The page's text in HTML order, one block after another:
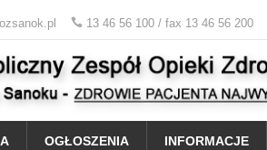
13 46 56 100 / fax 13 46 56 200
OGŁOSZENIA INFORMACJE